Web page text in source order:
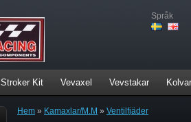
Språk
Stroker Kit Vevaxel Vevstakar Kolvar
Hem » Kamaxlar/M.M » Ventilfjäder